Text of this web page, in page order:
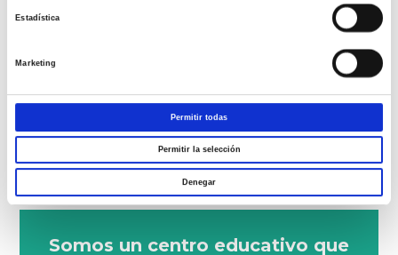
Estadística
Marketing
Permitir todas
Permitir la selección
Denegar
Somos un centro educativo que